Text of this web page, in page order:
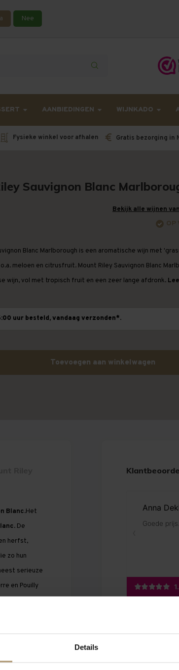
Details
Nee
onderweg zijn dan gebruikelijk - Bestellingen
AANBIEDINGEN WIJNKADO
Fysieke winkel voor afhalen Gratis bezorging in
Sauvignon Blanc
Bekijk alle wijnen
OP
Blanc Marlborough is een aromatische wijn met
meloen en citrusfruit. Mount Riley Sauvignon Blanc
wijn, vol met tropisch fruit en een zeer lange afdronk.
uur besteld, vandaag verzonden*.
Toevoegen aan winkelwagen
Blanc.Het
. De
herfst,
zo hun
serieuze
en Pouilly